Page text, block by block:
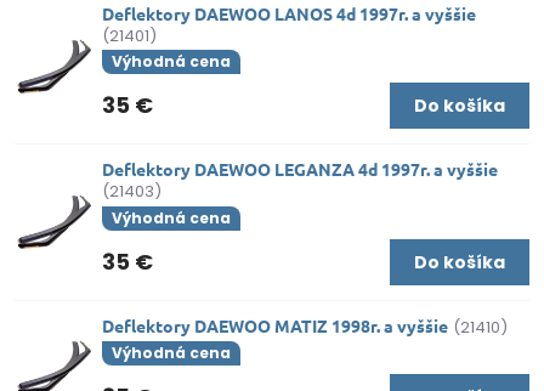
Deflektory DAEWOO LANOS 4d 1997r. a vyššie
(21401)
Výhodná cena
35 € Do košíka
Deflektory DAEWOO LEGANZA 4d 1997r. a vyššie
(21403)
Výhodná cena
35 € Do košíka
Deflektory DAEWOO MATIZ 1998r. a vyššie (21410)
Výhodná cena